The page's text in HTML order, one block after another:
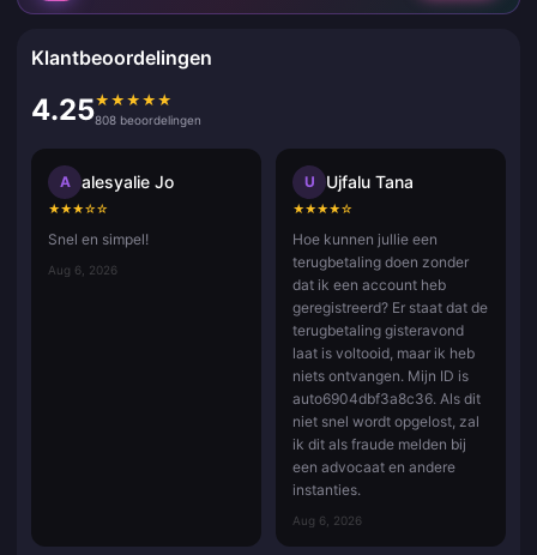
Klantbeoordelingen
4.25★ ★ ★ ★ ★
808 beoordelingen
A alesyalie Jo
★★★☆☆
Snel en simpel!
Aug 6, 2026
U Ujfalu Tana
★★★★☆
Hoe kunnen jullie een
terugbetaling doen zonder
dat ik een account heb
geregistreerd? Er staat dat de
terugbetaling gisteravond
laat is voltooid, maar ik heb
niets ontvangen. Mijn ID is
auto6904dbf3a8c36. Als dit
niet snel wordt opgelost, zal
ik dit als fraude melden bij
een advocaat en andere
instanties.
Aug 6, 2026